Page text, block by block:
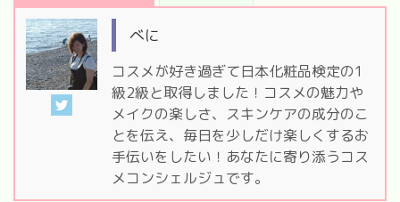
べに
コスメが好き過ぎて日本化粧品検定の1
級2級と取得しました！コスメの魅力や
メイクの楽しさ、スキンケアの成分のこ
とを伝え、毎日を少しだけ楽しくするお
手伝いをしたい！あなたに寄り添うコス
メコンシェルジュです。